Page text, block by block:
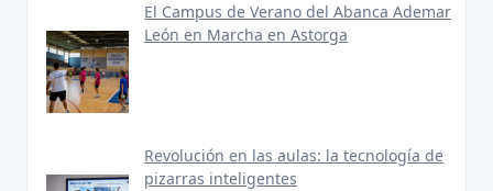
El Campus de Verano del Abanca Ademar
León en Marcha en Astorga
Revolución en las aulas: la tecnología de
pizarras inteligentes